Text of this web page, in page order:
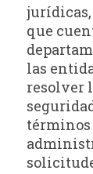
jurídicas,
que
las
resolver
términos